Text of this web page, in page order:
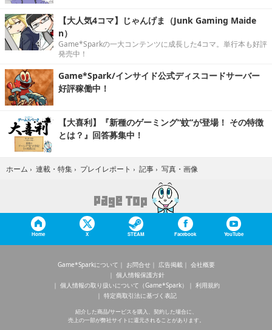
【大人気4コマ】じゃんげま（Junk Gaming Maide
n）
Game*Sparkの一大コンテンツに成長した4コマ。単行本も好評
発売中！
Game*Spark/インサイド公式ディスコードサーバー
好評稼働中！
【大喜利】『新種のゲーミング“蚊”が登場！ その特徴
とは？』回答募集中！
ホーム › 連載・特集 › プレイレポート › 記事 › 写真・画像
Home X STEAM Facebook YouTube
Game*Sparkについて お問合せ 広告掲載
会社概要
個人情報保護方針
個人情報の取り扱いについて（Game*Spark）
利用規約
特定商取引法に基づく表記
紹介した商品/サービスを購入、契約した場合に、
売上の一部が弊社サイトに還元されることがあります。